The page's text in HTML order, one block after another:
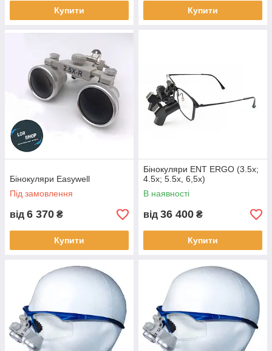
Купити Купити
Бінокуляри Easywell
Під замовлення
від 6 370 ₴
Купити
Бінокуляри ENT ERGO (3.5x;
4.5х; 5.5х, 6,5х)
В наявності
від 36 400 ₴
Купити